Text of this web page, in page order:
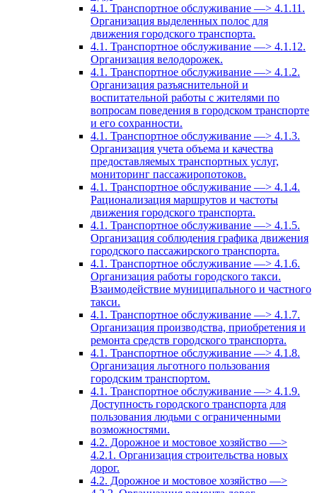
4.1. Транспортное обслуживание —> 4.1.11.
Организация выделенных полос для
движения городского транспорта.
4.1. Транспортное обслуживание —> 4.1.12.
Организация велодорожек.
4.1. Транспортное обслуживание —> 4.1.2.
Организация разъяснительной и
воспитательной работы с жителями по
вопросам поведения в городском транспорте
и его сохранности.
4.1. Транспортное обслуживание —> 4.1.3.
Организация учета объема и качества
предоставляемых транспортных услуг,
мониторинг пассажиропотоков.
4.1. Транспортное обслуживание —> 4.1.4.
Рационализация маршрутов и частоты
движения городского транспорта.
4.1. Транспортное обслуживание —> 4.1.5.
Организация соблюдения графика движения
городского пассажирского транспорта.
4.1. Транспортное обслуживание —> 4.1.6.
Организация работы городского такси.
Взаимодействие муниципального и частного
такси.
4.1. Транспортное обслуживание —> 4.1.7.
Организация производства, приобретения и
ремонта средств городского транспорта.
4.1. Транспортное обслуживание —> 4.1.8.
Организация льготного пользования
городским транспортом.
4.1. Транспортное обслуживание —> 4.1.9.
Доступность городского транспорта для
пользования людьми с ограниченными
возможностями.
4.2. Дорожное и мостовое хозяйство —>
4.2.1. Организация строительства новых
дорог.
4.2. Дорожное и мостовое хозяйство —>